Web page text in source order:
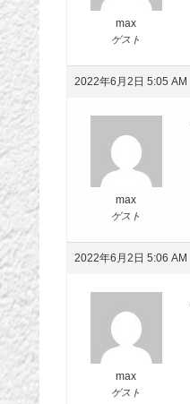
max
ゲスト
2022年6月2日 5:05 AM
max
ゲスト
2022年6月2日 5:06 AM
max
ゲスト